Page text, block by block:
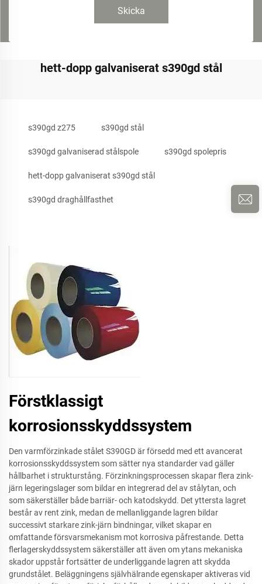
Skicka
hett-dopp galvaniserat s390gd stål
s390gd z275 s390gd stål
s390gd galvaniserad stålspole s390gd spolepris
hett-dopp galvaniserat s390gd stål
s390gd draghållfasthet
Förstklassigt
korrosionsskyddssystem
Den varmförzinkade stålet S390GD är försedd med ett avancerat
korrosionsskyddssystem som sätter nya standarder vad gäller
hållbarhet i strukturstång. Förzinkningsprocessen skapar flera zink-
järn legeringslager som bildar en integrerad del av stålytan, och
som säkerställer både barriär- och katodskydd. Det yttersta lagret
består av rent zink, medan de mellanliggande lagren bildar
successivt starkare zink-järn bindningar, vilket skapar en
omfattande försvarsmekanism mot korrosiva påfrestande. Detta
flerlagerskyddssystem säkerställer att även om ytans mekaniska
skador uppstår fortsätter de underliggande lagren att skydda
grundstålet. Beläggningens självhälrande egenskaper aktiveras vid